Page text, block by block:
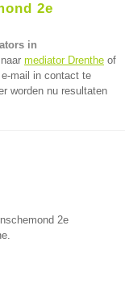
2e
in
mediator Drenthe of
mail in contact te
worden nu resultaten
2e